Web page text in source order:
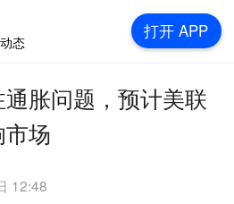
胀问题，预计美联
场
12:48
态
打开 APP